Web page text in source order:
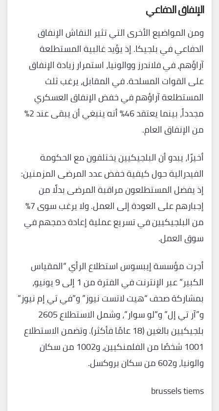
الإنفاق الدفاعي
ومن المواضيع الأخرى التي تثير النقاش الإنفاق
الدفاعي في بلجيكا. إذ يؤيد غالبية المستطلعة
آراؤهم، في فلاندرز ووالونيا، استمرار زيادة الإنفاق
على القوات المسلحة. في المقابل، يرغب ثلث
المستطلعة آراؤهم في خفض الإنفاق العسكري
مجدداً، بينما يعتقد 46% أنه ينبغي أن يبقى عند 2%
من الإنفاق العام.
أخيرًا، يبدو أن البلجيكيين يختلفون مع الحكومة
الفيدرالية حول كيفية خفض عدد المرضى المزمنين:
إذ يفضل المستطلعون مراقبة المرضى بدلًا من
إجبارهم على العودة إلى العمل. ولا يرغب سوى 7%
من البلجيكيين في تسريع عملية إعادة دمجهم في
سوق العمل.
أجرت مؤسسة إيبسوس استطلاع الرأي “المقياس
الكبير” عبر الإنترنت في الفترة من 1 إلى 9 يونيو،
بمشاركة صحف “هيت لاتست نيوز” و”في تي إم نيوز”
و”آر تي إل” و”لو سوار”، وشمل الاستطلاع 2605
بلجيكيين بالغين (18 عامًا فأكثر). وتضمن الاستطلاع
1001 شخصًا من الفلمنكيين، و1002 من سكان
والونيا، و602 من سكان بروكسل.
brussels tiems